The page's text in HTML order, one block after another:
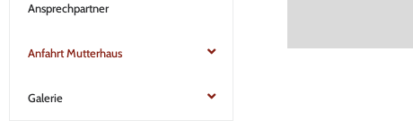
Ansprechpartner
Anfahrt Mutterhaus
Galerie